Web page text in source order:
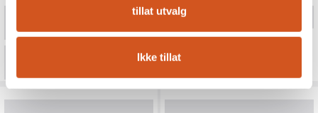
tillat utvalg
Ikke tillat